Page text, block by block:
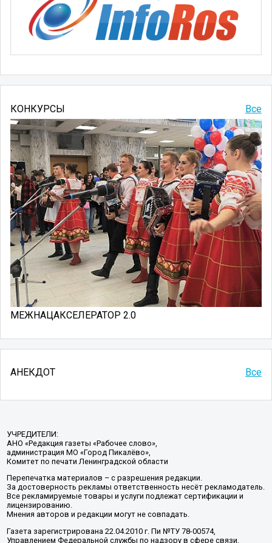
Все
КОНКУРСЫ
МЕЖНАЦАКСЕЛЕРАТОР 2.0
АНЕКДОТ Все
УЧРЕДИТЕЛИ:
АНО «Редакция газеты «Рабочее слово»,
администрация МО «Город Пикалёво»,
Комитет по печати Ленинградской области
Перепечатка материалов – с разрешения редакции.
За достоверность рекламы ответственность несёт рекламодатель.
Все рекламируемые товары и услуги подлежат сертификации и
лицензированию.
Мнения авторов и редакции могут не совпадать.
Газета зарегистрирована 22.04.2010 г. Пи №ТУ 78-00574,
Управлением Федеральной службы по надзору в сфере связи,